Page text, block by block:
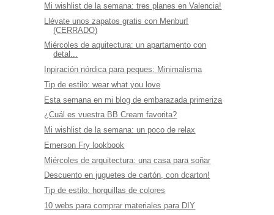
Mi wishlist de la semana: tres planes en Valencia!
Llévate unos zapatos gratis con Menbur!
(CERRADO)
Miércoles de aquitectura: un apartamento con
detal...
Inpiración nórdica para peques: Minimalisma
Tip de estilo: wear what you love
Esta semana en mi blog de embarazada primeriza
¿Cuál es vuestra BB Cream favorita?
Mi wishlist de la semana: un poco de relax
Emerson Fry lookbook
Miércoles de arquitectura: una casa para soñar
Descuento en juguetes de cartón, con dcarton!
Tip de estilo: horquillas de colores
10 webs para comprar materiales para DIY